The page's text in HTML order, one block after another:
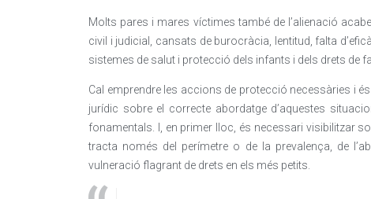
Molts pares i mares víctimes també de l’alienació
civil i judicial, cansats de burocràcia, lentitud, falta
sistemes de salut i protecció dels infants i dels drets de
Cal emprendre les accions de protecció necessàries i
jurídic sobre el correcte abordatge d’aquestes
fonamentals. I, en primer lloc, és necessari visibilitzar
tracta només del perímetre o de la prevalença, de
vulneració flagrant de drets en els més petits.